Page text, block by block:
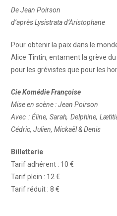
De Jean Poirson
d’après Lysistrata d’Aristophane
Pour obtenir la paix dans le
Alice Tintin, entament la grève
pour les grévistes que pour les
Cie Komédie Françoise
Mise en scène : Jean Poirson
Avec : Éline, Sarah, Delphine,
Cédric, Julien, Mickaël & Denis
Billetterie
Tarif adhérent : 10 €
Tarif plein : 12 €
Tarif réduit : 8 €